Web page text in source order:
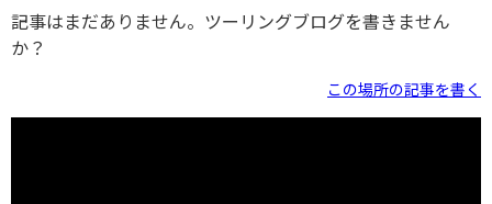
記事はまだありません。ツーリングブログを書きません
か？
この場所の記事を書く